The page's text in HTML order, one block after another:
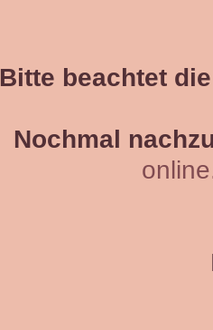
Bitte beachtet
Nochmal